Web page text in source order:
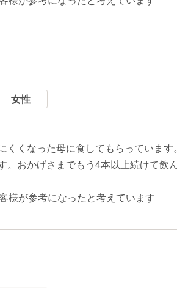
女性
くくなった母に食してもらっていま
。おかげさまでもう4本以上続けて飲
様が参考になったと考えています